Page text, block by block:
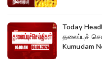
Today
தலைப்புச்
Kumudam